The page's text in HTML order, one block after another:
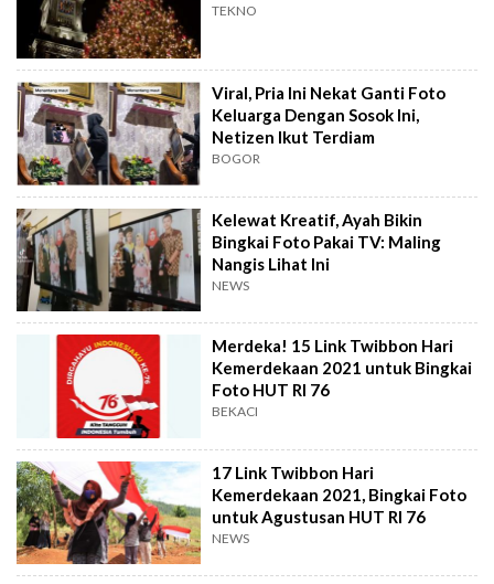
TEKNO
Viral, Pria Ini Nekat Ganti Foto
Keluarga Dengan Sosok Ini,
Netizen Ikut Terdiam
BOGOR
Kelewat Kreatif, Ayah Bikin
Bingkai Foto Pakai TV: Maling
Nangis Lihat Ini
NEWS
Merdeka! 15 Link Twibbon Hari
Kemerdekaan 2021 untuk Bingkai
Foto HUT RI 76
BEKACI
17 Link Twibbon Hari
Kemerdekaan 2021, Bingkai Foto
untuk Agustusan HUT RI 76
NEWS